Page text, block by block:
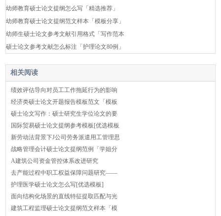
幼师教育硕士论文提纲怎么写「精选推荐」
幼师教育硕士论文提纲范文样本「模板分享」
幼师生硕士论文参考文献引用格式「写作范本
硕士论文参考文献怎么标注「护理论文80例」
相关阅读
绩效评估导向对员工工作拖延行为的影响
经济类硕士论文开题报告模板范文「模板
硕士论文写作：硕士研究生学位论文的要
国际贸易硕士论文提纲参考模板[优选模板
新劳动法背景下J公司劳务派遣用工管理思
战略管理会计硕士论文提纲范例「学姐分
A建筑公司资金管控体系改进研究
去产能过程中职工权益保障问题研究——
护理医学硕士论文怎么写[优选模板]
面向结构化场景的直线特征提取匹配与光
建筑工程监理硕士论文提纲范文样本「模